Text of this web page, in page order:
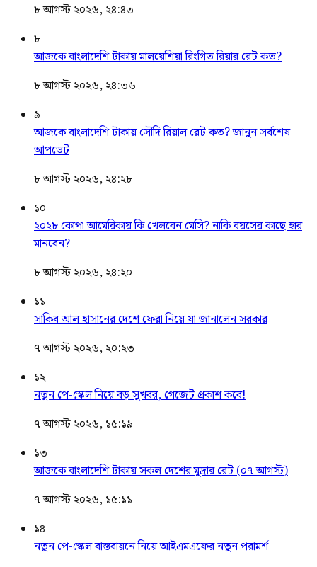
৮ আগস্ট ২০২৬, ২৪:৪৩
৮
আজকে বাংলাদেশি টাকায় মালয়েশিয়া রিংগিত রিয়ার রেট কত?
৮ আগস্ট ২০২৬, ২৪:৩৬
৯
আজকে বাংলাদেশি টাকায় সৌদি রিয়াল রেট কত? জানুন সর্বশেষ
আপডেট
৮ আগস্ট ২০২৬, ২৪:২৮
১০
২০২৮ কোপা আমেরিকায় কি খেলবেন মেসি? নাকি বয়সের কাছে হার
মানবেন?
৮ আগস্ট ২০২৬, ২৪:২০
১১
সাকিব আল হাসানের দেশে ফেরা নিয়ে যা জানালেন সরকার
৭ আগস্ট ২০২৬, ২০:২৩
১২
নতুন পে-স্কেল নিয়ে বড় সুখবর, গেজেট প্রকাশ কবে!
৭ আগস্ট ২০২৬, ১৫:১৯
১৩
আজকে বাংলাদেশি টাকায় সকল দেশের মুদ্রার রেট (০৭ আগস্ট)
৭ আগস্ট ২০২৬, ১৫:১১
১৪
নতুন পে-স্কেল বাস্তবায়নে নিয়ে আইএমএফের নতুন পরামর্শ